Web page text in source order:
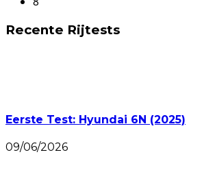
Recente Rijtests
Eerste Test: Hyundai 6N (2025)
09/06/2026